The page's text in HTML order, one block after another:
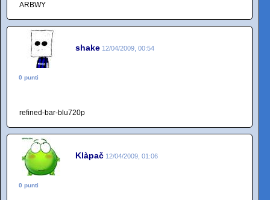
ARBWY
shake 12/04/2009, 00:54
0 punti
refined-bar-blu720p
Klàpač 12/04/2009, 01:06
0 punti